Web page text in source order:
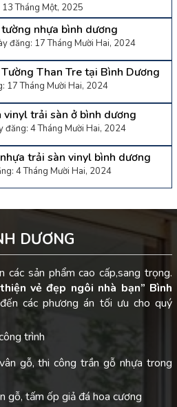
Tháng Một, 2025
nhựa bình dương
đăng: 17 Tháng Mười Hai, 2024
Than Tre tại Bình Dương
17 Tháng Mười Hai, 2024
vinyl trải sàn ở bình dương
đăng: 4 Tháng Mười Hai, 2024
trải sàn vinyl bình dương
4 Tháng Mười Hai, 2024
DƯƠNG
các sản phẩm cao cấp,sang trọng.
vẻ đẹp ngôi nhà bạn” Bình
các phương án tối ưu cho quý
trình
gỗ, thi công trần gỗ nhựa trong
gỗ, tấm ốp giả đá hoa cương